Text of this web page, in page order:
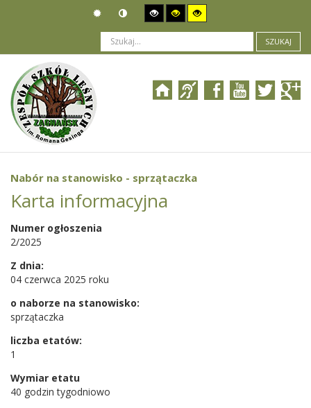
SZUKAJ
Jesteś tutaj: Ogłoszenia
Nabór na stanowisko - sprzątaczka
Nabór na stanowisko - sprzątaczka
Karta informacyjna
Numer ogłoszenia
2/2025
Z dnia:
04 czerwca 2025 roku
o naborze na stanowisko:
sprzątaczka
liczba etatów:
1
Wymiar etatu
40 godzin tygodniowo